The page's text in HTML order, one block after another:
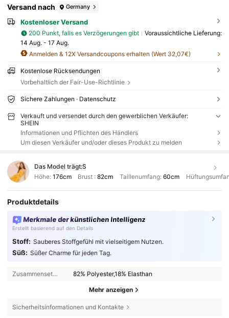
Versand nach Germany
Kostenloser Versand
200 Punkt, falls es Verzögerungen gibt
Voraussichtliche Lieferung:
14 Aug. - 17 Aug.
Anmelden & 12X Versandcoupons erhalten (Wert 32,07€)
Kostenlose Rücksendungen
Vorbehaltlich der Fair-Use-Richtlinie
Sichere Zahlungen · Datenschutz
Verkauft und versendet durch den gewerblichen Verkäufer:
SHEIN
Informationen und Pflichten des Händlers
Um diesen Verkäufer und/oder dieses Produkt zu melden
Das Model trägt:S
Höhe: 176cm Brust :82cm Taillenumfang: 60cm
Produktdetails
Merkmale der künstlichen Intelligenz
Erstellt basierend auf den Details
Stoff: Sauberes Stoffgefühl mit vielseitigem Nutzen.
Süß: Süßer Charme für jeden Tag.
Zusammensetzung: 82% Polyester,18% Elasthan
Mehr anzeigen
Sicherheitsinformationen und Kontakte